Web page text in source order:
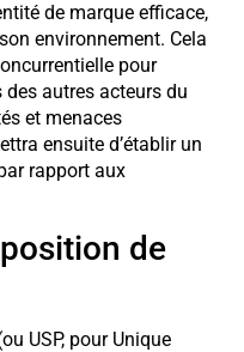
de marque efficace,
environnement. Cela
pour
autres acteurs du
et menaces
ensuite d’établir un
rapport aux
de
USP, pour Unique